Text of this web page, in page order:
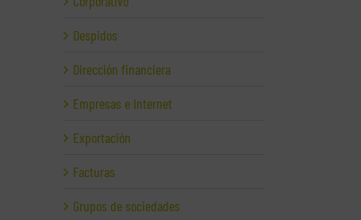
Despidos
Dirección financiera
Empresas e Internet
Exportación
Facturas
Grupos de sociedades